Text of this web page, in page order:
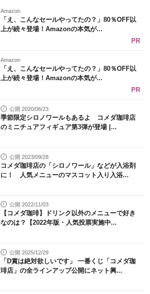
Amazon
「え、こんなセールやってたの？」80％OFF以
上が続々登場！Amazonの本気が...
PR
Amazon
「え、こんなセールやってたの？」80％OFF以
上が続々登場！Amazonの本気が...
PR
公開 2020/06/23
季節限定シロノワールもあるよ コメダ珈琲店
のミニチュアフィギュア第3弾が登場 |...
公開 2023/09/28
コメダ珈琲店の「シロノワール」などが入浴剤
に！ 人気メニューのマスコット入り入浴...
公開 2022/11/03
【コメダ珈琲】ドリンク以外のメニューで好き
なのは？【2022年版・人気投票実施中...
公開 2025/12/29
「D賞は絶対欲しいです」 一番くじ「コメダ珈
琲店」の全ラインアップ公開にネット興...